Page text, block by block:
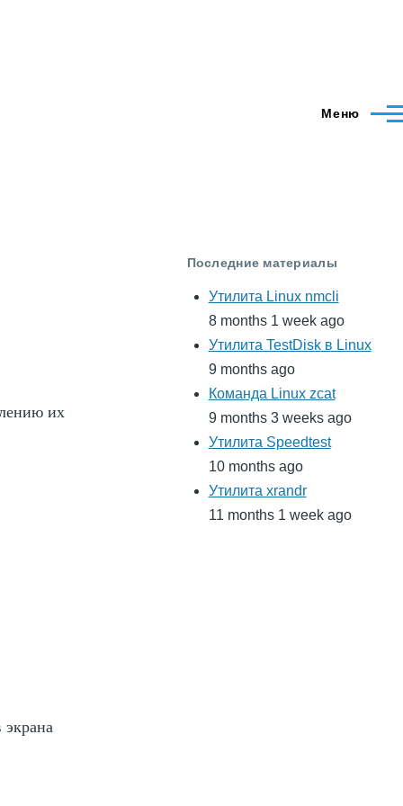
Меню
их
Последние материалы
Утилита Linux nmcli
8 months 1 week ago
Утилита TestDisk в Linux
9 months ago
Команда Linux zcat
9 months 3 weeks ago
Утилита Speedtest
10 months ago
Утилита xrandr
11 months 1 week ago